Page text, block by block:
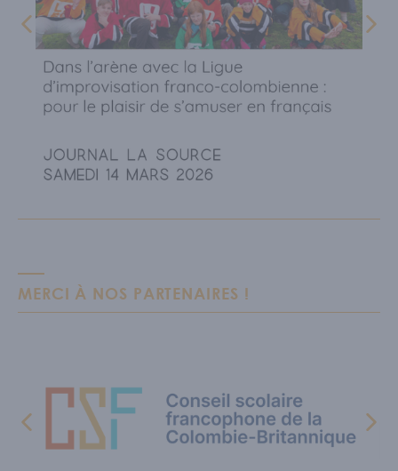
MERCI À NOS PARTENAIRES !